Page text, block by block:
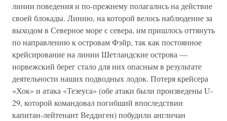
линии поведения и по-прежнему полагались на действие
своей блокады. Линию, на которой велось наблюдение за
выходом в Северное море с севера, им пришлось оттянуть
по направлению к островам Фэйр, так как постоянное
крейсирование на линии Шетландские острова —
норвежский берег стало для них опасным в результате
деятельности наших подводных лодок. Потеря крейсера
«Хок» и атака «Тезеуса» (обе атаки были произведены U-
29, которой командовал погибший впоследствии
капитан-лейтенант Веддиген) побудили англичан